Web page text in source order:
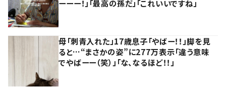
ーーー！」「最高の孫だ」「これいいですね」
母「刺青入れた」17歳息子「やばー！！」脚を見
ると…“まさかの姿”に277万表示「違う意味
でやばーー（笑）」「な、なるほど！！」